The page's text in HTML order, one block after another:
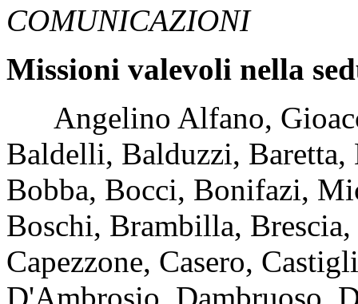
COMUNICAZIONI
Missioni valevoli nella
Angelino Alfano,
Baldelli, Balduzzi,
Bobba, Bocci, Bonifazi,
Boschi, Brambilla,
Capezzone, Casero,
D'Ambrosio, Dambruoso,